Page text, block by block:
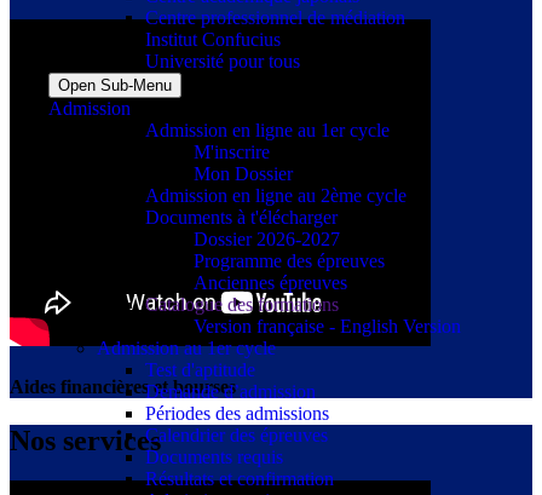
Centre professionnel de médiation
Institut Confucius
Université pour tous
Open Sub-Menu
Admission
Admission en ligne au 1er cycle
M'inscrire
Mon Dossier
Admission en ligne au 2ème cycle
Documents à t'élécharger
Dossier 2026-2027
Programme des épreuves
Anciennes épreuves
Catalogue des formations
Version française - English Version
Admission au 1er cycle
Test d'aptitude
Demande d’admission
Périodes des admissions
Calendrier des épreuves
Documents requis
Résultats et confirmation
Aides financières et bourses
Nos services